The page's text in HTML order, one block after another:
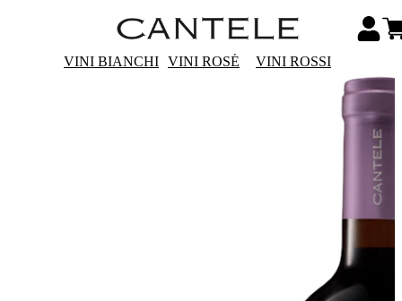
VINI BIANCHI VINI ROSÉ VINI ROSSI